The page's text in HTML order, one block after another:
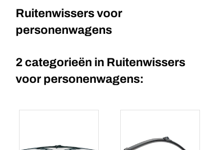
Ruitenwissers voor
personenwagens
2 categorieën in Ruitenwissers
voor personenwagens: